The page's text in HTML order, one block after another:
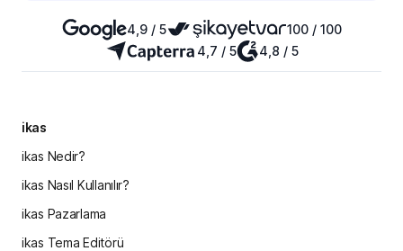
4,9 / 5
100 / 100
4,7 / 5
4,8 / 5
ikas
ikas Nedir?
ikas Nasıl Kullanılır?
ikas Pazarlama
ikas Tema Editörü